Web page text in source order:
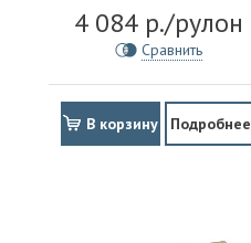
4 084 р./рулон
Сравнить
В корзину Подробнее